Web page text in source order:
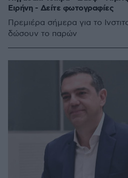
Ειρήνη - Δείτε φωτογραφίες
Πρεμιέρα σήμερα για το
δώσουν το παρών